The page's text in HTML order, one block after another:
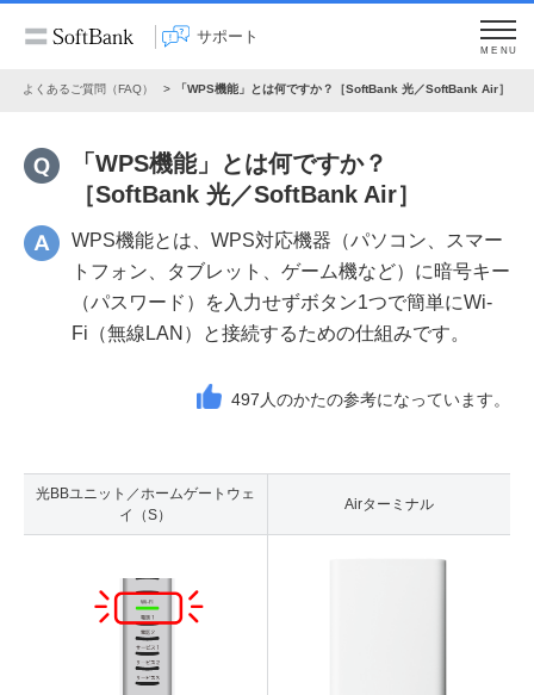
サポート
MENU
よくあるご質問（FAQ） 「WPS機能」とは何ですか？［SoftBank 光／SoftBank Air］
「WPS機能」とは何ですか？
［SoftBank 光／SoftBank Air］
WPS機能とは、WPS対応機器（パソコン、スマー
トフォン、タブレット、ゲーム機など）に暗号キー
（パスワード）を入力せずボタン1つで簡単にWi-
Fi（無線LAN）と接続するための仕組みです。
497 人のかたの参考になっています。
光BBユニット／ホームゲートウェ
イ（S）
Airターミナル